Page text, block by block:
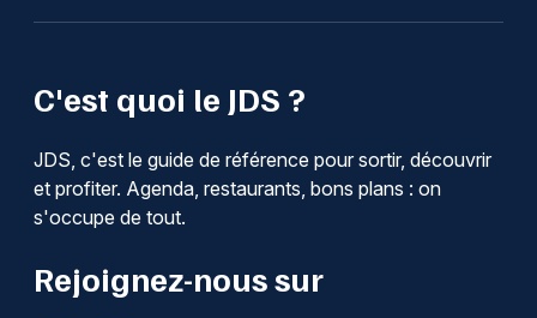
C'est quoi le JDS ?
JDS, c'est le guide de référence pour sortir, découvrir
et profiter. Agenda, restaurants, bons plans : on
s'occupe de tout.
Rejoignez-nous sur